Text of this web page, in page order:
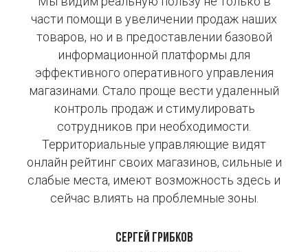
части помощи в увеличении продаж наших
товаров, но и в предоставлении базовой
информационной платформы для
эффективного оперативного управления
магазинами. Стало проще вести удаленный
контроль продаж и стимулировать
сотрудников при необходимости.
Территориальные управляющие видят
онлайн рейтинг своих магазинов, сильные и
слабые места, имеют возможность здесь и
сейчас влиять на проблемные зоны
Сергей Грибков